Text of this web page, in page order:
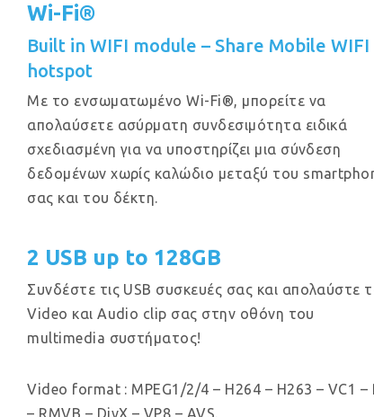
Wi-Fi®
Built in WIFI module – Share Mobile WIFI
hotspot
Με το ενσωματωμένο Wi-Fi®, μπορείτε να
απολαύσετε ασύρματη συνδεσιμότητα ειδικά
σχεδιασμένη για να υποστηρίζει μια σύνδεση
δεδομένων χωρίς καλώδιο μεταξύ του
σας και του δέκτη.
2 USB up to 128GB
Συνδέστε τις USB συσκευές σας και απολαύστε
Video και Audio clip σας στην οθόνη του
multimedia συστήματος!
Video format : MPEG1/2/4 – H264 – H263 – VC1 –
– RMVB – DivX – VP8 – AVS.